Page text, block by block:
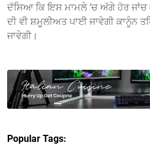
ਦੱਸਿਆ ਕਿ ਇਸ ਮਾਮਲੇ ’ਚ ਅੱਗੇ ਹੋਰ ਜਾਂਚ
ਦੀ ਵੀ ਸ਼ਮੂਲੀਅਤ ਪਾਈ ਜਾਵੇਗੀ ਕਾਨੂੰਨ
ਜਾਵੇਗੀ।
Popular Tags: